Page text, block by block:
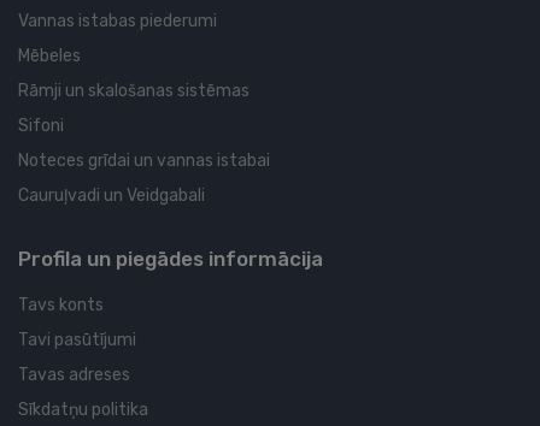
Vannas istabas piederumi
Mēbeles
Rāmji un skalošanas sistēmas
Sifoni
Noteces grīdai un vannas istabai
Cauruļvadi un Veidgabali
Profila un piegādes informācija
Tavs konts
Tavi pasūtījumi
Tavas adreses
Sīkdatņu politika